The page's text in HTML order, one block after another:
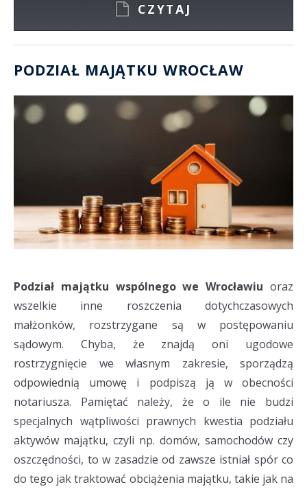
CZYTAJ
PODZIAŁ MAJĄTKU WROCŁAW
Podział majątku wspólnego we Wrocławiu oraz
wszelkie inne roszczenia dotychczasowych
małżonków, rozstrzygane są w postępowaniu
sądowym. Chyba, że znajdą oni ugodowe
rostrzygnięcie we własnym zakresie, sporządzą
odpowiednią umowę i podpiszą ją w obecności
notariusza. Pamiętać należy, że o ile nie budzi
specjalnych wątpliwości prawnych kwestia podziału
aktywów majątku, czyli np. domów, samochodów czy
oszczędności, to w zasadzie od zawsze istniał spór co
do tego jak traktować obciążenia majątku, takie jak na